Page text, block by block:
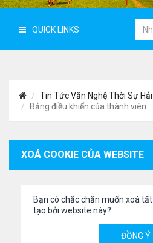
QUICK LINKS
Tin Tức Văn Nghệ Thời Sự
Bảng điều khiển của thành viên
XOÁ COOKIE CỦA WEBSITE
Bạn có chắc chắn muốn xoá
tạo bởi website này?